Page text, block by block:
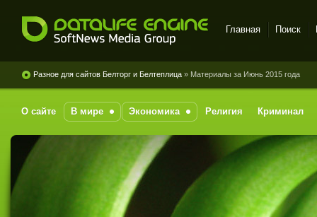
Media Group
Главная Поиск
Разное для сайтов Белторг и Белтеплица » Материалы за Июнь 2015 года
О сайте В мире Экономика Религия Криминал